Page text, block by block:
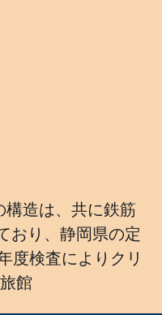
構造は、共に鉄筋
おり、静岡県の定
度検査によりクリ
館